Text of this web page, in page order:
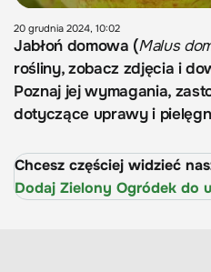
20 grudnia 2024, 10:02
Jabłoń domowa (Malus
rośliny, zobacz zdjęcia i
Poznaj jej wymagania,
dotyczące uprawy i
Chcesz częściej widzieć
Dodaj Zielony Ogródek do